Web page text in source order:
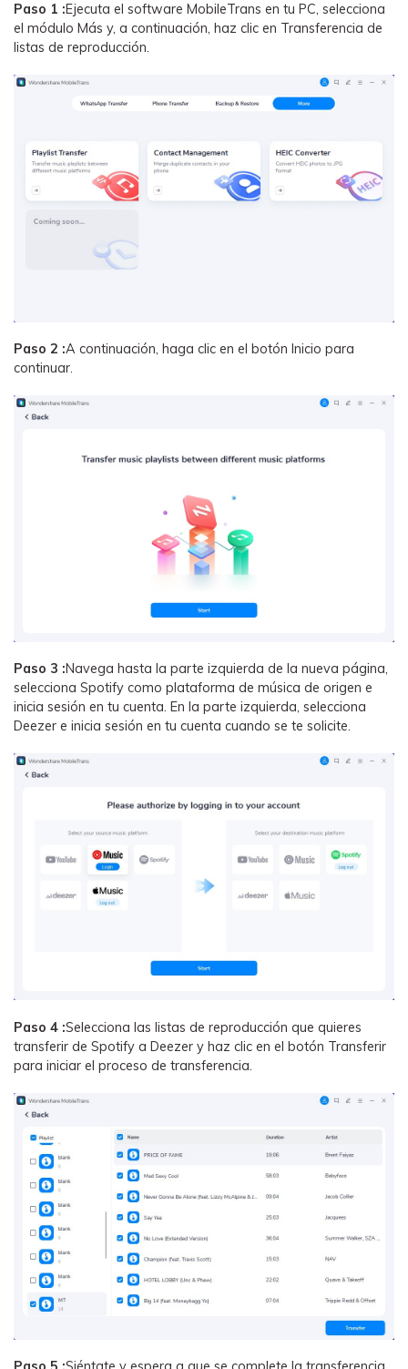
Paso 1 :Ejecuta el software MobileTrans en tu PC, selecciona
el módulo Más y, a continuación, haz clic en Transferencia de
listas de reproducción.
Paso 2 :A continuación, haga clic en el botón Inicio para
continuar.
Paso 3 :Navega hasta la parte izquierda de la nueva página,
selecciona Spotify como plataforma de música de origen e
inicia sesión en tu cuenta. En la parte izquierda, selecciona
Deezer e inicia sesión en tu cuenta cuando se te solicite.
Paso 4 :Selecciona las listas de reproducción que quieres
transferir de Spotify a Deezer y haz clic en el botón Transferir
para iniciar el proceso de transferencia.